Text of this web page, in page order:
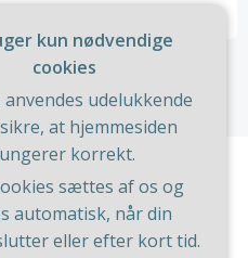
Bygget ved at bruge
ColibriWP Theme .
kun nødvendige
cookies
anvendes udelukkende
at hjemmesiden
korrekt.
sættes af os og
automatisk, når din
eller efter kort tid.